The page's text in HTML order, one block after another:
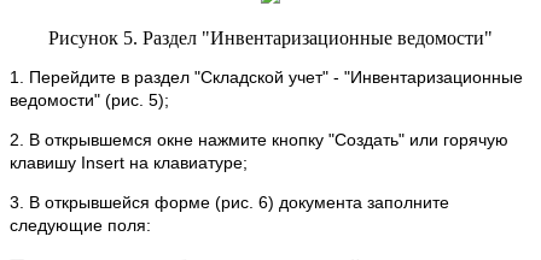
Рисунок 5. Раздел "Инвентаризационные ведомости"
1. Перейдите в раздел "Складской учет" - "Инвентаризационные
ведомости" (рис. 5);
2. В открывшемся окне нажмите кнопку "Создать" или горячую
клавишу Insert на клавиатуре;
3. В открывшейся форме (рис. 6) документа заполните
следующие поля: